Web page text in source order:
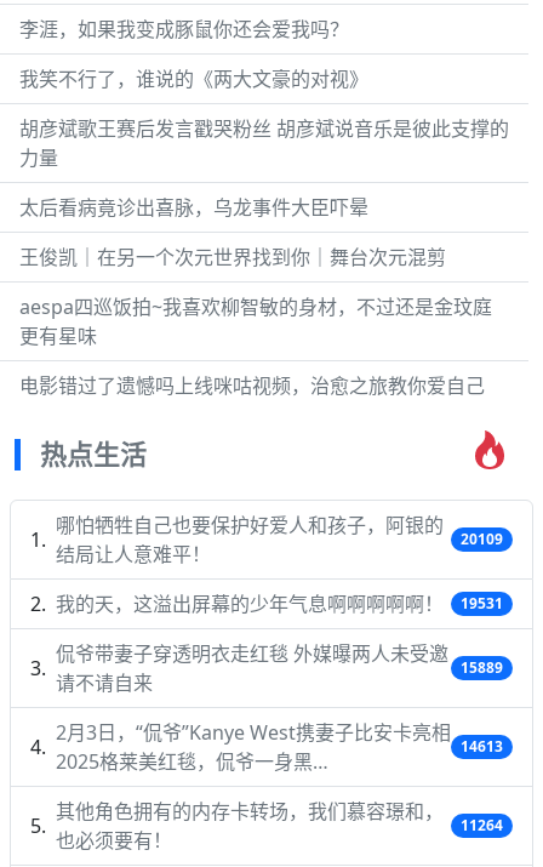
李涯，如果我变成豚鼠你还会爱我吗？
我笑不行了，谁说的《两大文豪的对视》
胡彦斌歌王赛后发言戳哭粉丝 胡彦斌说音乐是彼此支撑的
力量
太后看病竟诊出喜脉，乌龙事件大臣吓晕
王俊凯｜在另一个次元世界找到你｜舞台次元混剪
aespa四巡饭拍~我喜欢柳智敏的身材，不过还是金玟庭
更有星味
电影错过了遗憾吗上线咪咕视频，治愈之旅教你爱自己
热点生活
哪怕牺牲自己也要保护好爱人和孩子，阿银的
结局让人意难平！
20109
我的天，这溢出屏幕的少年气息啊啊啊啊啊！ 19531
侃爷带妻子穿透明衣走红毯 外媒曝两人未受邀
请不请自来
15889
2月3日，“侃爷”Kanye West携妻子比安卡亮相
2025格莱美红毯，侃爷一身黑…
14613
其他角色拥有的内存卡转场，我们慕容璟和，
也必须要有！
11264